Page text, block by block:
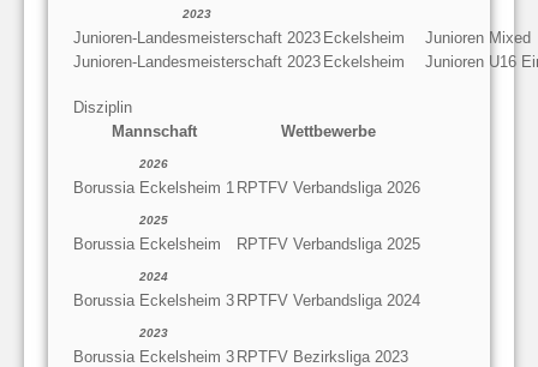
2023
Junioren-Landesmeisterschaft 2023 Eckelsheim
Junioren Mixed
Junioren-Landesmeisterschaft 2023 Eckelsheim Junioren U16
Disziplin
Mannschaft
Wettbewerbe
2026
Borussia Eckelsheim 1 RPTFV Verbandsliga 2026
2025
Borussia Eckelsheim RPTFV Verbandsliga 2025
2024
Borussia Eckelsheim 3 RPTFV Verbandsliga 2024
2023
Borussia Eckelsheim 3 RPTFV Bezirksliga 2023